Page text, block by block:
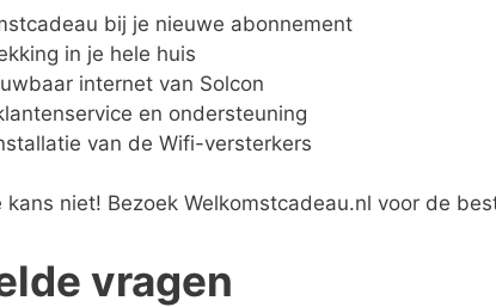
bij je nieuwe abonnement
in je hele huis
internet van Solcon
en ondersteuning
van de Wifi-versterkers
niet! Bezoek Welkomstcadeau.nl voor de
vragen